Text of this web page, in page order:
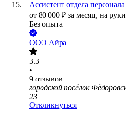
Ассистент отдела
от 80 000 ₽ за месяц, на руки
Без опыта
ООО Айра
3.3
•
9 отзывов
городской посёлок
23
Откликнуться